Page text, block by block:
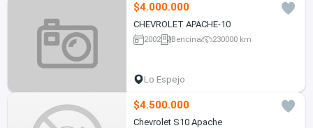
$4.000.000
CHEVROLET APACHE-10
2002 Bencina 230000 km
Lo Espejo
$4.500.000
Chevrolet S10 Apache